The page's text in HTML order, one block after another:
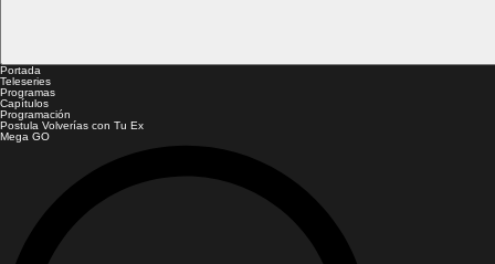
Portada
Teleseries
Programas
Capítulos
Programación
Postula Volverías con Tu Ex
Mega GO